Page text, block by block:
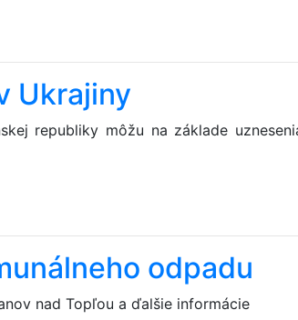
Ukrajiny
republiky môžu na základe
odpadu
nad Topľou a ďalšie informácie